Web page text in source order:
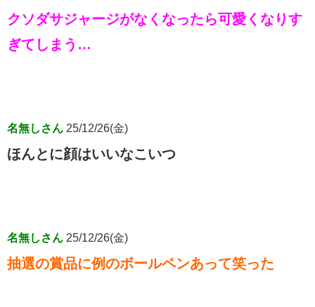
クソダサジャージがなくなったら可愛くなりす
ぎてしまう…
名無しさん 25/12/26(金)
ほんとに顔はいいなこいつ
名無しさん 25/12/26(金)
抽選の賞品に例のボールペンあって笑った